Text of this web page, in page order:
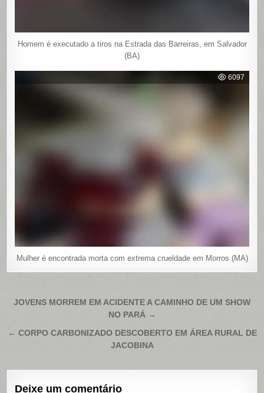
Homem é executado a tiros na Estrada das Barreiras, em Salvador
(BA)
6097
Mulher é encontrada morta com extrema crueldade em Morros (MA)
Navegação
Post
JOVENS MORREM EM ACIDENTE A CAMINHO DE UM SHOW
NO PARÁ →
← CORPO CARBONIZADO DESCOBERTO EM ÁREA RURAL DE
JACOBINA
Deixe um comentário